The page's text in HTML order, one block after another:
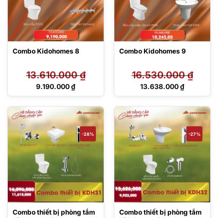
Combo Kidohomes 8
13.610.000₫
Giá
13.610.000 ₫.
9.190.000₫
Giá
là:
9.190.000 ₫.
Combo Kidohomes 9
16.530.000₫
Giá
16.530.000 ₫.
13.638.000₫
Giá
là:
13.638.000 ₫.
-28%
Combo thiết bị phòng tắm
-27%
Combo thiết bị phòng tắm